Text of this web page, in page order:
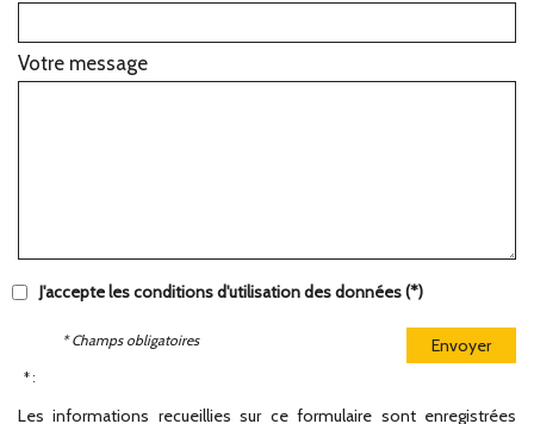
Votre message
J'accepte les conditions d'utilisation des données (*)
Envoyer
* Champs obligatoires
* :
Les informations recueillies sur ce formulaire sont enregistrées